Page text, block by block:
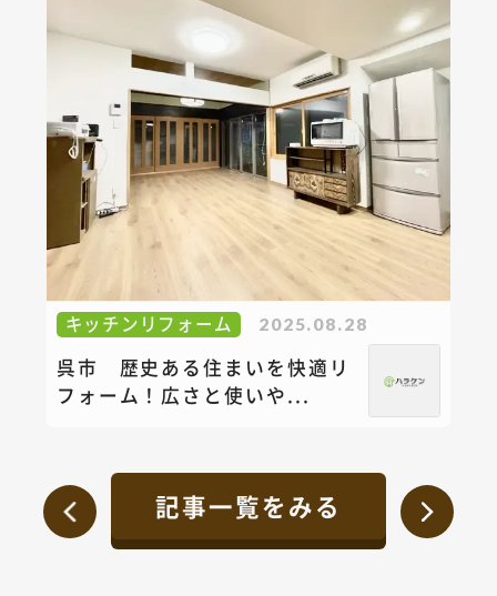
キッチンリフォーム 2025.08.28
呉市 歴史ある住まいを快適リ
フォーム！広さと使いや...
記事一覧をみる